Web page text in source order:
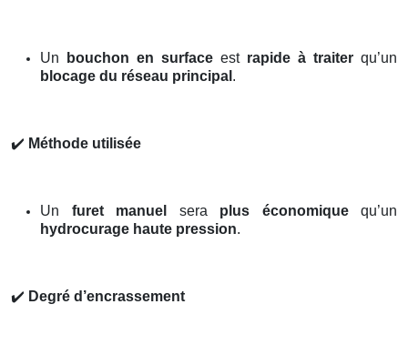
Un bouchon en surface est rapide à traiter qu’un
blocage du réseau principal .
✔️ Méthode utilisée
Un furet manuel sera plus économiquequ’un
hydrocurage haute pression.
✔️ Degré d’encrassement